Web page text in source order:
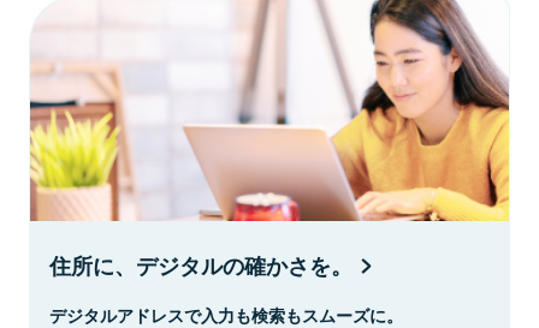
住所に、デジタルの確かさを。
デジタルアドレスで入力も検索もスムーズに。